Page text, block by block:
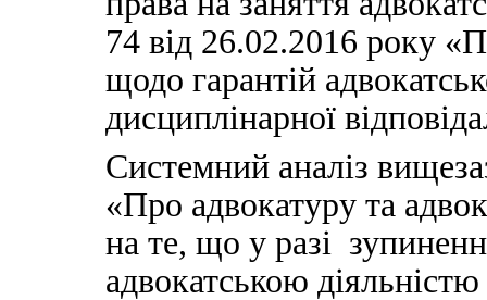
74 від 26.02.2016 року
щодо гарантій
дисциплінарної
Системний аналіз
«Про адвокатуру та
на те, що у разі
адвокатською